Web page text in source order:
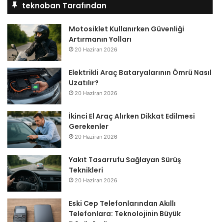
teknoban Tarafından
Motosiklet Kullanırken Güvenliği
Artırmanın Yolları
20 Haziran 2026
Elektrikli Araç Bataryalarının Ömrü Nasıl
Uzatılır?
20 Haziran 2026
İkinci El Araç Alırken Dikkat Edilmesi
Gerekenler
20 Haziran 2026
Yakıt Tasarrufu Sağlayan Sürüş
Teknikleri
20 Haziran 2026
Eski Cep Telefonlarından Akıllı
Telefonlara: Teknolojinin Büyük